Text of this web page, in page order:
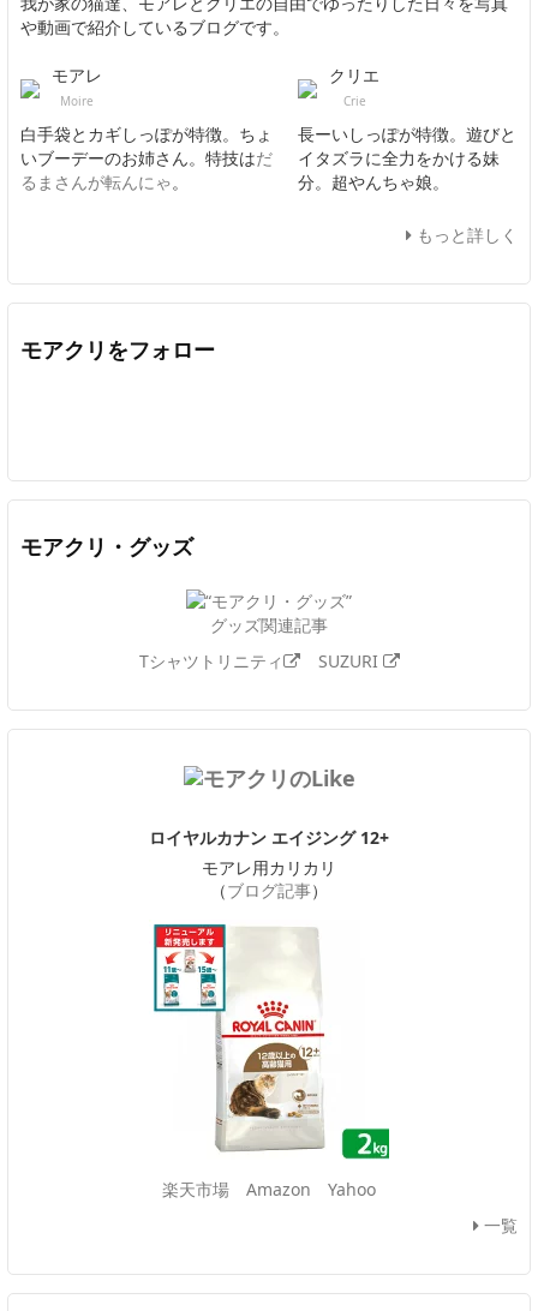
や動画で紹介しているブログです。
モアレ
Moire
白手袋とカギしっぽが特徴。ちょ
いブーデーのお姉さん。特技はだ
るまさんが転んにゃ。
クリエ
Crie
長ーいしっぽが特徴。遊びと
イタズラに全力をかける妹
分。超やんちゃ娘。
もっと詳しく
モアクリをフォロー
モアクリ・グッズ
グッズ関連記事
Tシャツトリニティ
SUZURI
ロイヤルカナン エイジング 12+
モアレ用カリカリ
（ブログ記事）
楽天市場 Amazon
Yahoo
一覧